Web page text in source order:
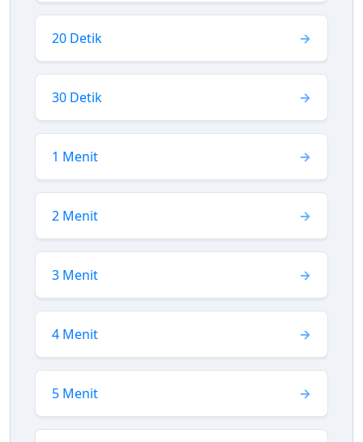
20 Detik
30 Detik
1 Menit
2 Menit
3 Menit
4 Menit
5 Menit